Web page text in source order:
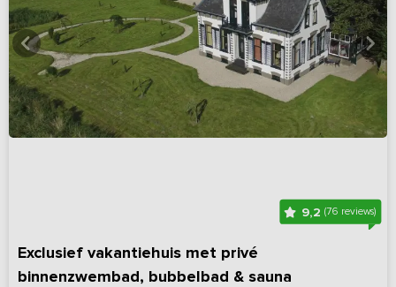
9,2 (76 reviews)
Exclusief vakantiehuis met privé
binnenzwembad, bubbelbad & sauna